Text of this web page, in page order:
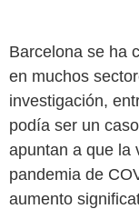
Barcelona se ha
en muchos
investigación,
podía ser un
apuntan a que la
pandemia de
aumento